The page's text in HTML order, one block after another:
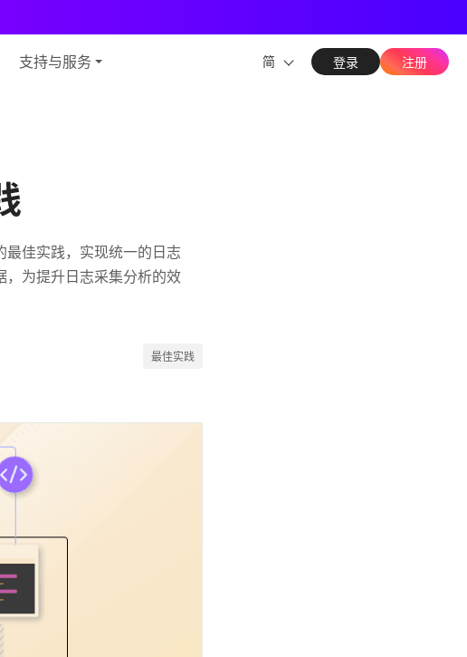
大可观测能力
支持与服务 简 登录 注册
佳实践，实现统一的日志
为提升日志采集分析的效
最佳实践